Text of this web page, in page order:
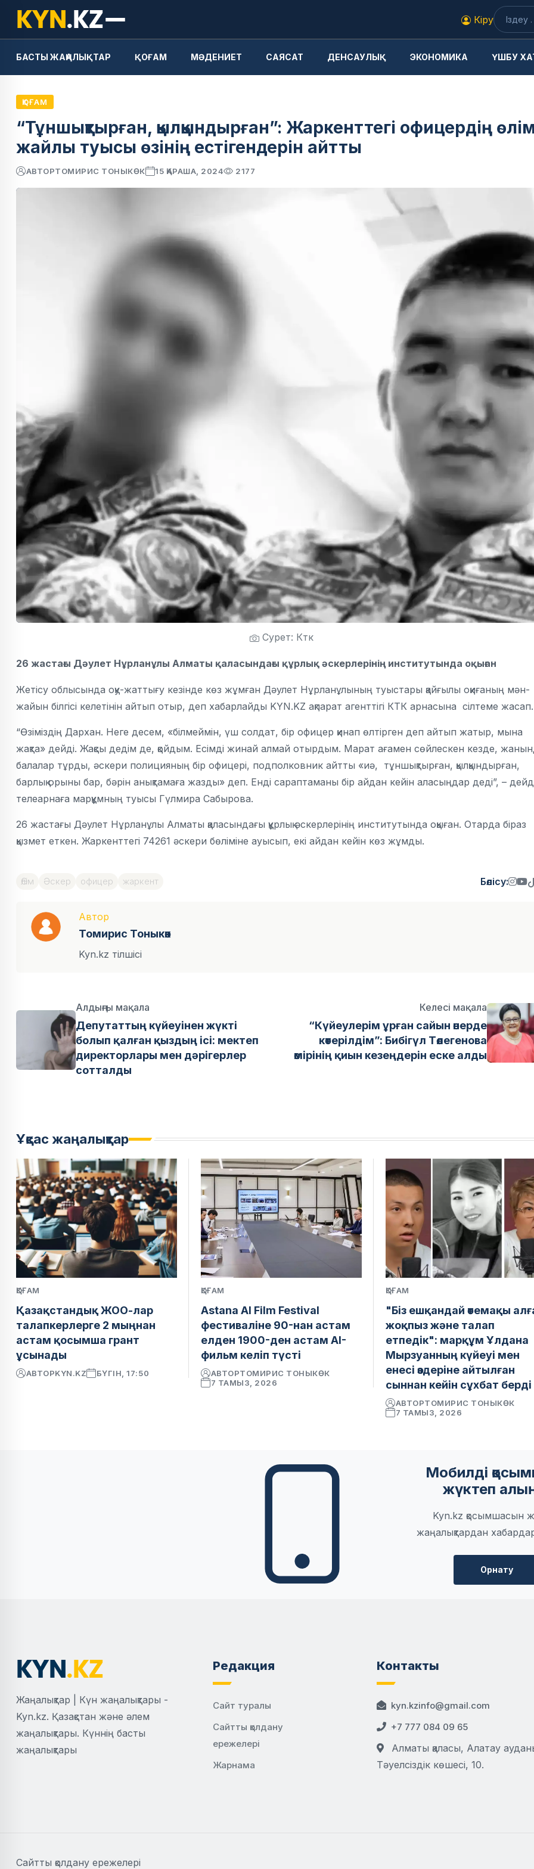
Кіру
БАСТЫ ЖАҢАЛЫҚТАР ҚОҒАМ МӘДЕНИЕТ САЯСАТ ДЕНСАУЛЫҚ ЭКОНОМИКА ҮШБУ
ҚОҒАМ
“Тұншықтырған, қылқындырған”: Жаркенттегі офицердің
жайлы туысы өзінің естігендерін айтты
АВТОРТОМИРИС ТОНЫКӨК 15 ҚАРАША, 2024 2177
Сурет: Ктк
26 жастағы Дәулет Нұрланұлы Алматы қаласындағы құрлық әскерлерінің институтында оқыған
Жетісу облысында оқу-жаттығу кезінде көз жұмған Дәулет Нұрланұлының туыстары қайғылы оқиғаның мән-
жайын білгісі келетінін айтып отыр, деп хабарлайды KYN.KZ ақпарат агенттігі КТК арнасына сілтеме жасап.
“Өзіміздің Дархан. Неге десем, «білмеймін, үш солдат, бір офицер қинап өлтірген деп айтып жатыр, мына
жақта» дейді. Жақсы дедім де, қойдым. Есімді жинай алмай отырдым. Марат ағамен сөйлескен кезде,
балалар тұрды, әскери полицияның бір офицері, подполковник айтты «иә, тұншықтырған, қылқындырған,
барлық орыны бар, бәрін анықтамаға жазды» деп. Енді сараптаманы бір айдан кейін аласыңдар деді”, –
телеарнаға марқұмның туысы Гүлмира Сабырова.
26 жастағы Дәулет Нұрланұлы Алматы қаласындағы құрлық әскерлерінің институтында оқыған. Отарда біраз
қызмет еткен. Жаркенттегі 74261 әскери бөліміне ауысып, екі айдан кейін көз жұмды.
Өлім Әскер офицер жаркент Бөлісу:
Автор
Томирис Тоныкөк
Kyn.kz тілшісі
Алдыңғы мақала
Депутаттың күйеуінен жүкті
болып қалған қыздың ісі: мектеп
директорлары мен дәрігерлер
сотталды
Келесі мақала
“Күйеулерім ұрған сайын өнерде
көтерілдім”: Бибігүл Төлегенова
өмірінің қиын кезеңдерін еске алды
Ұқсас жаңалықтар
ҚОҒАМ
Қазақстандық ЖОО-лар
талапкерлерге 2 мыңнан
астам қосымша грант
ұсынады
АВТОРKYN.KZ БҮГІН, 17:50
ҚОҒАМ
Astana AI Film Festival
фестиваліне 90-нан астам
елден 1900-ден астам AI-
фильм келіп түсті
АВТОРТОМИРИС ТОНЫКӨК
7 ТАМЫЗ, 2026
ҚОҒАМ
"Біз ешқандай өтемақы
жоқпыз және талап
етпедік": марқұм Ұлдана
Мырзуанның күйеуі мен
енесі өздеріне айтылған
сыннан кейін сұхбат берді
АВТОРТОМИРИС ТОНЫКӨК
7 ТАМЫЗ, 2026
Мобилді
жүктеп
Kyn.kz қосымшасын
жаңалықтардан
Орнату
Жаңалықтар | Күн жаңалықтары -
Kyn.kz. Қазақстан және әлем
жаңалықтары. Күннің басты
жаңалықтары
Редакция
Сайт туралы
Сайтты қолдану
ережелері
Жарнама
Контакты
kyn.kzinfo@gmail.com
+7 777 084 09 65
Алматы қаласы, Алатау
Тәуелсіздік көшесі, 10.
Сайтты қолдану ережелері